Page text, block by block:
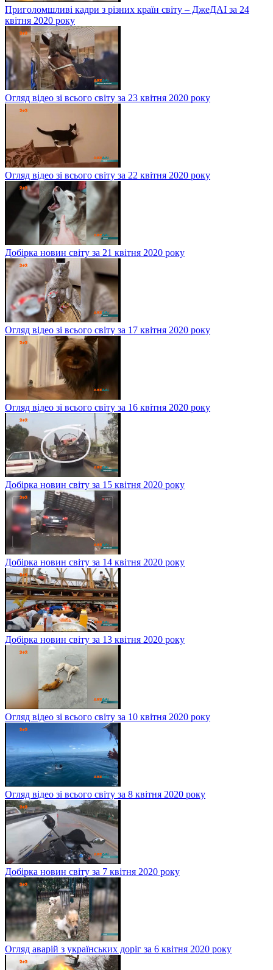
Приголомшливі кадри з різних країн світу – ДжеДАІ за 24
квітня 2020 року
Огляд відео зі всього світу за 23 квітня 2020 року
Огляд відео зі всього світу за 22 квітня 2020 року
Добірка новин світу за 21 квітня 2020 року
Огляд відео зі всього світу за 17 квітня 2020 року
Огляд відео зі всього світу за 16 квітня 2020 року
Добірка новин світу за 15 квітня 2020 року
Добірка новин світу за 14 квітня 2020 року
Добірка новин світу за 13 квітня 2020 року
Огляд відео зі всього світу за 10 квітня 2020 року
Огляд відео зі всього світу за 8 квітня 2020 року
Добірка новин світу за 7 квітня 2020 року
Огляд аварій з українських доріг за 6 квітня 2020 року